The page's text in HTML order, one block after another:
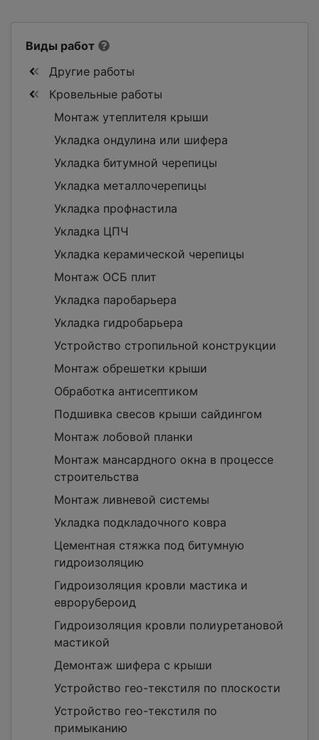
Виды работ
Другие работы
Кровельные работы
Монтаж утеплителя крыши
Укладка ондулина или шифера
Укладка битумной черепицы
Укладка металлочерепицы
Укладка профнастила
Укладка ЦПЧ
Укладка керамической черепицы
Монтаж ОСБ плит
Укладка паробарьера
Укладка гидробарьера
Устройство стропильной конструкции
Монтаж обрешетки крыши
Обработка антисептиком
Подшивка свесов крыши сайдингом
Монтаж лобовой планки
Монтаж мансардного окна в процессе
строительства
Монтаж ливневой системы
Укладка подкладочного ковра
Цементная стяжка под битумную
гидроизоляцию
Гидроизоляция кровли мастика и
еврорубероид
Гидроизоляция кровли полиуретановой
мастикой
Демонтаж шифера с крыши
Устройство гео-текстиля по плоскости
Устройство гео-текстиля по
примыканию